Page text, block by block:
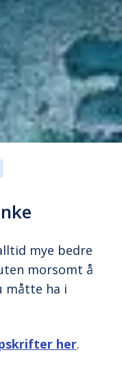
mye bedre
morsomt å
måtte ha i
her.